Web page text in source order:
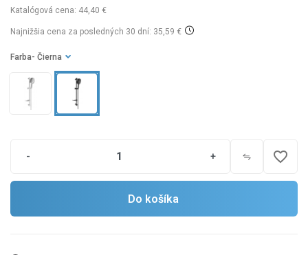
Katalógová cena: 44,40 €
Najnižšia cena za posledných 30 dní: 35,59 €
Farba - Čierna
- + favorite_border
Do košíka